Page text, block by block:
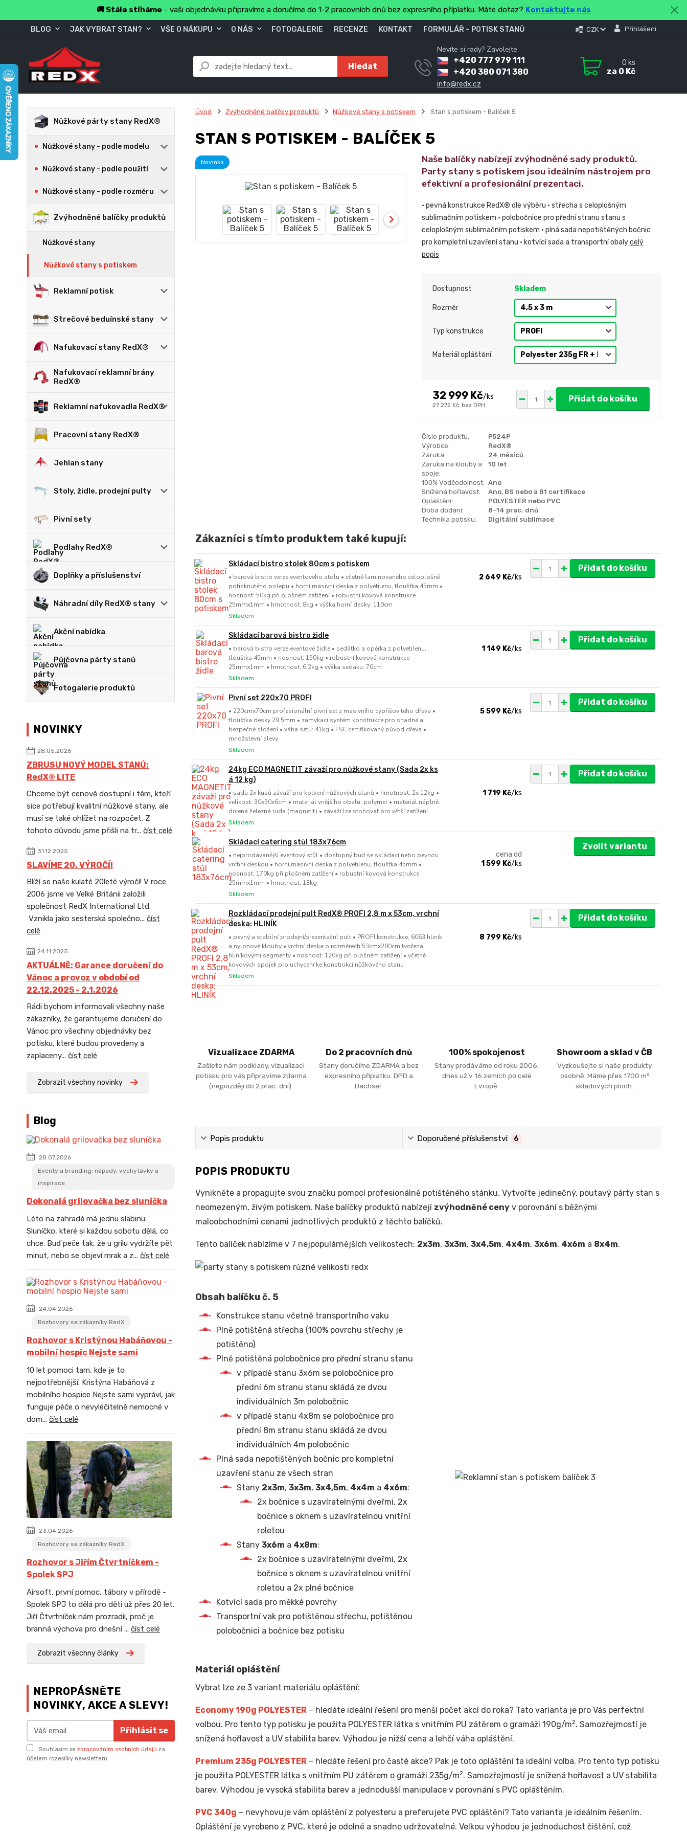
🚚 Stále stíháme - vaši objednávku připravíme a doručíme do 1-2 pracovních dnů bez expresního příplatku. Máte dotaz? Kontaktujte nás
BLOG JAK VYBRAT STAN? VŠE O NÁKUPU O NÁS FOTOGALERIE RECENZE KONTAKT FORMULÁŘ – POTISK STANŮ CZK Přihlášení
Hledat
Nevíte si rady? Zavolejte.
+420 777 979 111
+420 380 071 380
info@redx.cz
0 ks
za 0 Kč
Nůžkové párty stany RedX®
Nůžkové stany - podle modelu
Nůžkové stany - podle použití
Nůžkové stany - podle rozměru
Zvýhodněné balíčky produktů
Nůžkové stany
Nůžkové stany s potiskem
Reklamní potisk
Strečové beduínské stany
Nafukovací stany RedX®
Nafukovací reklamní brány
RedX®
Reklamní nafukovadla RedX®
Pracovní stany RedX®
Jehlan stany
Stoly, židle, prodejní pulty
Pivní sety
Podlahy RedX®
Doplňky a příslušenství
Náhradní díly RedX® stany
Akční nabídka
Půjčovna párty stanů
Fotogalerie produktů
NOVINKY
28.05.2026
ZBRUSU NOVÝ MODEL STANŮ:
RedX® LITE
Chceme být cenově dostupní i těm, kteří
sice potřebují kvalitní nůžkové stany, ale
musí se také ohlížet na rozpočet. Z
tohoto důvodu jsme přišli na tr... číst celé
31.12.2025
SLAVÍME 20. VÝROČÍ!
Blíží se naše kulaté 20leté výročí! V roce
2006 jsme ve Velké Británii založili
společnost RedX International Ltd.
Vznikla jako sesterská společno... číst
celé
24.11.2025
AKTUÁLNĚ: Garance doručení do
Vánoc a provoz v období od
22.12.2025 - 2.1.2026
Rádi bychom informovali všechny naše
zákazníky, že garantujeme doručení do
Vánoc pro všechny objednávky bez
potisku, které budou provedeny a
zaplaceny... číst celé
Zobrazit všechny novinky
Blog
28.07.2026
Eventy a branding: nápady, vychytávky a
inspirace
Dokonalá grilovačka bez sluníčka
Léto na zahradě má jednu slabinu.
Sluníčko, které si každou sobotu dělá, co
chce. Buď peče tak, že u grilu vydržíte pět
minut, nebo se objeví mrak a z... číst celé
24.04.2026
Rozhovory se zákazníky RedX
Rozhovor s Kristýnou Habáňovou -
mobilní hospic Nejste sami
10 let pomoci tam, kde je to
nejpotřebnější. Kristýna Habáňová z
mobilního hospice Nejste sami vypráví, jak
funguje péče o nevyléčitelně nemocné v
dom... číst celé
23.04.2026
Rozhovory se zákazníky RedX
Rozhovor s Jiřím Čtvrtníčkem -
Spolek SPJ
Airsoft, první pomoc, tábory v přírodě -
Spolek SPJ to dělá pro děti už přes 20 let.
Jiří Čtvrtníček nám prozradil, proč je
branná výchova pro dnešní ... číst celé
Zobrazit všechny články
NEPROPÁSNĚTE
NOVINKY, AKCE A SLEVY!
Přihlásit se
Souhlasím se zpracováním osobních údajů za
účelem rozesílky newsletteru.
Úvod Zvýhodněné balíčky produktů Nůžkové stany s potiskem Stan s potiskem - Balíček 5
STAN S POTISKEM - BALÍČEK 5
Novinka
Naše balíčky nabízejí zvýhodněné sady produktů.
Party stany s potiskem jsou ideálním nástrojem pro
efektivní a profesionální prezentaci.
• pevná konstrukce RedX® dle výběru • střecha s celoplošným
sublimačním potiskem • polobočnice pro přední stranu stanu s
celoplošným sublimačním potiskem • plná sada nepotištěných bočnic
pro kompletní uzavření stanu • kotvící sada a transportní obalycelý
popis
Dostupnost Skladem
Rozměr
Typ konstrukce
Materiál opláštění
32 999 Kč/ks
27 272 Kč bez DPH
Přidat do košíku
Číslo produktu:
P524P
Výrobce:
RedX®
Záruka:
24 měsíců
Záruka na klouby a
spoje:
10 let
100% Voděodolnost: Ano
Snížená hořlavost:
Ano, BS nebo a B1 certifikace
Opláštění:
POLYESTER nebo PVC
Doba dodání:
8-14 prac. dnů
Technika potisku:
Digitální sublimace
Zákazníci s tímto produktem také kupují:
Skládací bistro stolek 80cm s potiskem
• barová bistro verze eventového stolu • včetně laminovaného celoplošně
potisknutého polepu • horní masivní deska z polyetilenu, tloušťka 45mm •
nosnost: 50kg při plošném zatížení • robustní kovová konstrukce
25mmx1mm • hmotnost: 8kg • výška horní desky: 110cm
2 649 Kč/ks
Skladem
Přidat do košíku
Skládací barová bistro židle
• barová bistro verze eventové židle • sedátko a opěrka z polyetilenu,
tloušťka 45mm • nosnost: 150kg • robustní kovová konstrukce
25mmx1mm • hmotnost: 6,2kg • výška sedáku: 70cm
1 149 Kč/ks
Skladem
Přidat do košíku
Pivní set 220x70 PROFI
• 220cmx70cm profesionální pivní set z masivního cypřišovitého dřeva •
tloušťka desky 29,5mm • zamykací systém konstrukce pro snadné a
bezpečné složení • váha setu: 41kg • FSC certifikovaný původ dřeva •
množstevní slevy
5 599 Kč/ks
Skladem
Přidat do košíku
24kg ECO MAGNETIT závaží pro nůžkové stany (Sada 2x ks
á 12 kg)
• sada 2x kusů závaží pro kotvení nůžkových stanů • hmotnost: 2x 12kg •
velikost: 30x30x6cm • materiál vnějšího obalu: polymer • materiál náplně:
drcená železná ruda (magnetit) • závaží lze stohovat pro větší zatížení
1 719 Kč/ks
Skladem
Přidat do košíku
Skládací catering stůl 183x76cm
• nejprodávanější eventový stůl • dostupný buď se skládací nebo pevnou
vrchní deskou • horní masivní deska z polyetilenu, tloušťka 45mm •
nosnost: 170kg při plošném zatížení • robustní kovová konstrukce
25mmx1mm • hmotnost: 13kg
cena od
1 599 Kč/ks
Skladem
Zvolit variantu
Rozkládací prodejní pult RedX® PROFI 2,8 m x 53cm, vrchní
deska: HLINÍK
• pevný a stabilní prodejní/prezentační pult • PROFI konstrukce, 6063 hliník
a nylonové klouby • vrchní deska o rozměrech 53cmx280cm tvořena
hliníkovými segmenty • nosnost: 120kg při plošném zatížení • včetně
kovových spojek pro uchycení ke konstrukci nůžkového stanu
8 799 Kč/ks
Skladem
Přidat do košíku
Vizualizace ZDARMA
Zašlete nám podklady, vizualizaci
potisku pro vás připravíme zdarma
(nejpozději do 2 prac. dní).
Do 2 pracovních dnů
Stany doručíme ZDARMA a bez
expresního příplatku. DPD a
Dachser.
100% spokojenost
Stany prodáváme od roku 2006,
dnes už v 16 zemích po celé
Evropě.
Showroom a sklad v ČB
Vyzkoušejte si naše produkty
osobně. Máme přes 1700 m²
skladových ploch.
Popis produktu Doporučené příslušenství: 6
POPIS PRODUKTU
Vynikněte a propagujte svou značku pomocí profesionálně potištěného stánku. Vytvořte jedinečný, poutavý párty stan s
neomezeným, živým potiskem. Naše balíčky produktů nabízejí zvýhodněné cenyv porovnání s běžnými
maloobchodními cenami jednotlivých produktů z těchto balíčků.
Tento balíček nabízíme v 7 nejpopulárnějších velikostech: 2x3m, 3x3m, 3x4,5m, 4x4m, 3x6m, 4x6m a 8x4m.
Obsah balíčku č. 5
Konstrukce stanu včetně transportního vaku
Plně potištěná střecha (100% povrchu střechy je
potištěno)
Plně potištěná polobočnice pro přední stranu stanu
v případě stanu 3x6m se polobočnice pro
přední 6m stranu stanu skládá ze dvou
individuálních 3m polobočnic
v případě stanu 4x8m se polobočnice pro
přední 8m stranu stanu skládá ze dvou
individuálních 4m polobočnic
Plná sada nepotištěných bočnic pro kompletní
uzavření stanu ze všech stran
Stany 2x3m, 3x3m, 3x4,5m, 4x4m a 4x6m:
2x bočnice s uzavíratelnými dveřmi, 2x
bočnice s oknem s uzavíratelnou vnitřní
roletou
Stany 3x6m a 4x8m:
2x bočnice s uzavíratelnými dveřmi, 2x
bočnice s oknem s uzavíratelnou vnitřní
roletou a 2x plné bočnice
Kotvící sada pro měkké povrchy
Transportní vak pro potištěnou střechu, potištěnou
polobočnici a bočnice bez potisku
Materiál opláštění
Vybrat lze ze 3 variant materiálu opláštění:
Economy 190g POLYESTER– hledáte ideální řešení pro menší počet akcí do roka? Tato varianta je pro Vás perfektní
volbou. Pro tento typ potisku je použita POLYESTER látka s vnitřním PU zátěrem o gramáži 190g/m2. Samozřejmostí je
snížená hořlavost a UV stabilita barev. Výhodou je nižší cena a lehčí váha opláštění.
Premium 235g POLYESTER– hledáte řešení pro časté akce? Pak je toto opláštění ta ideální volba. Pro tento typ potisku
je použita POLYESTER látka s vnitřním PU zátěrem o gramáži 235g/m2. Samozřejmostí je snížená hořlavost a UV stabilita
barev. Výhodou je vysoká stabilita barev a jednodušší manipulace v porovnání s PVC opláštěním.
PVC 340g – nevyhovuje vám opláštění z polyesteru a preferujete PVC opláštění? Tato varianta je ideálním řešením.
Opláštění je vyrobeno z PVC, které je odolné a snadno udržovatelné. Velkou výhodou je jednoduchost čištění, což